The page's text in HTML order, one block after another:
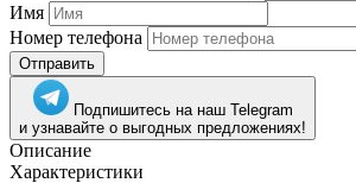
Имя
Номер телефона
Отправить
Подпишитесь на наш Telegram
и узнавайте о выгодных предложениях!
Описание
Характеристики